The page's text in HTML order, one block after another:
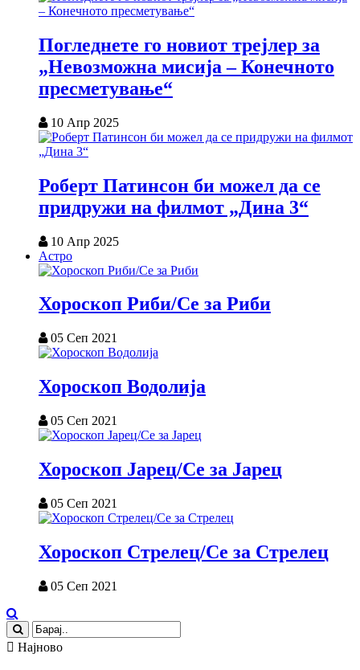
Погледнете го новиот трејлер за
„Невозможна мисија – Конечното
пресметување“
10 Апр 2025
Роберт Патинсон би можел да се
придружи на филмот „Дина 3“
10 Апр 2025
Астро
Хороскоп Риби/Се за Риби
05 Сеп 2021
Хороскоп Водолија
05 Сеп 2021
Хороскоп Јарец/Се за Јарец
05 Сеп 2021
Хороскоп Стрелец/Се за Стрелец
05 Сеп 2021
Најново